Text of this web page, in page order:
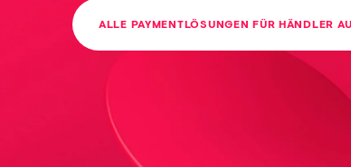
ALLE PAYMENTLÖSUNGEN FÜR HÄNDLER